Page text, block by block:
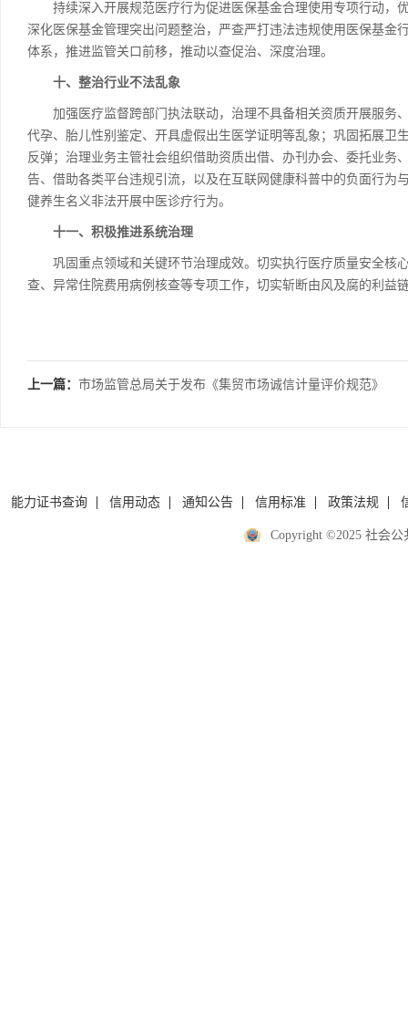
持续深入开展规范医疗行为促进医保基金合理使用专项行动，
深化医保基金管理突出问题整治，严查严打违法违规使用医保基金
体系，推进监管关口前移，推动以查促治、深度治理。
十、整治行业不法乱象
加强医疗监督跨部门执法联动，治理不具备相关资质开展服务
代孕、胎儿性别鉴定、开具虚假出生医学证明等乱象；巩固拓展卫
反弹；治理业务主管社会组织借助资质出借、办刊办会、委托业务
告、借助各类平台违规引流，以及在互联网健康科普中的负面行为
健养生名义非法开展中医诊疗行为。
十一、积极推进系统治理
巩固重点领域和关键环节治理成效。切实执行医疗质量安全核
查、异常住院费用病例核查等专项工作，切实斩断由风及腐的利益
上一篇： 市场监管总局关于发布《集贸市场诚信计量评价规范》
能力证书查询 信用动态 通知公告 信用标准 政策法规
Copyright ©2025 社会